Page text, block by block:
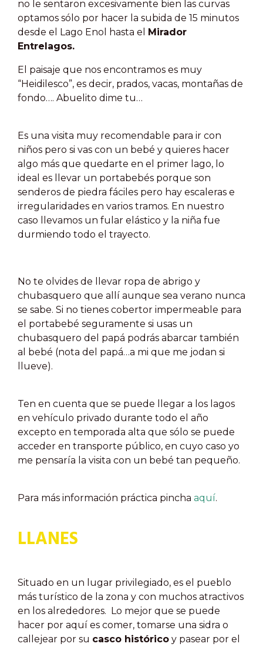
no le sentaron excesivamente bien las curvas
optamos sólo por hacer la subida de 15 minutos
desde el Lago Enol hasta el Mirador
Entrelagos.
El paisaje que nos encontramos es muy
“Heidilesco”, es decir, prados, vacas, montañas de
fondo…. Abuelito dime tu…
Es una visita muy recomendable para ir con
niños pero si vas con un bebé y quieres hacer
algo más que quedarte en el primer lago, lo
ideal es llevar un portabebés porque son
senderos de piedra fáciles pero hay escaleras e
irregularidades en varios tramos. En nuestro
caso llevamos un fular elástico y la niña fue
durmiendo todo el trayecto.
No te olvides de llevar ropa de abrigo y
chubasquero que allí aunque sea verano nunca
se sabe. Si no tienes cobertor impermeable para
el portabebé seguramente si usas un
chubasquero del papá podrás abarcar también
al bebé (nota del papá…a mi que me jodan si
llueve).
Ten en cuenta que se puede llegar a los lagos
en vehículo privado durante todo el año
excepto en temporada alta que sólo se puede
acceder en transporte público, en cuyo caso yo
me pensaría la visita con un bebé tan pequeño.
Para más información práctica pincha aquí.
LLANES
Situado en un lugar privilegiado, es el pueblo
más turístico de la zona y con muchos atractivos
en los alrededores. Lo mejor que se puede
hacer por aquí es comer, tomarse una sidra o
callejear por su casco histórico y pasear por el